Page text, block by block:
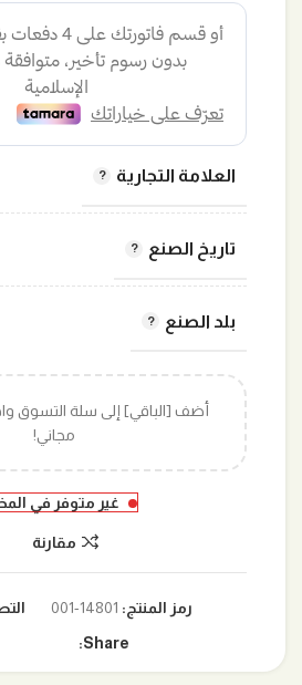
العلامة التجارية
تاريخ الصنع
بلد الصنع
أضف [الباقي] إلى سلة
مجاني!
غير متوفر في
مقارنة
رمز المنتج: 14801-001
Share: